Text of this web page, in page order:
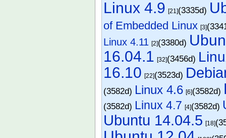
Linux 4.9 [21](3335d)
of Embedded Linux [3]
Linux 4.11 [2](3380d)
16.04.1 [32](3456d)
16.10 [22](3523d)
(3582d) Linux 4.6 [6](3582d)
(3582d) Linux 4.7 [4](3582d)
Ubuntu 14.04.5 [18]